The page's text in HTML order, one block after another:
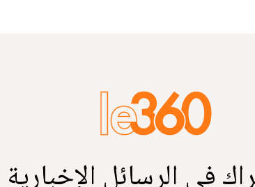
في الرسائل الإخبارية